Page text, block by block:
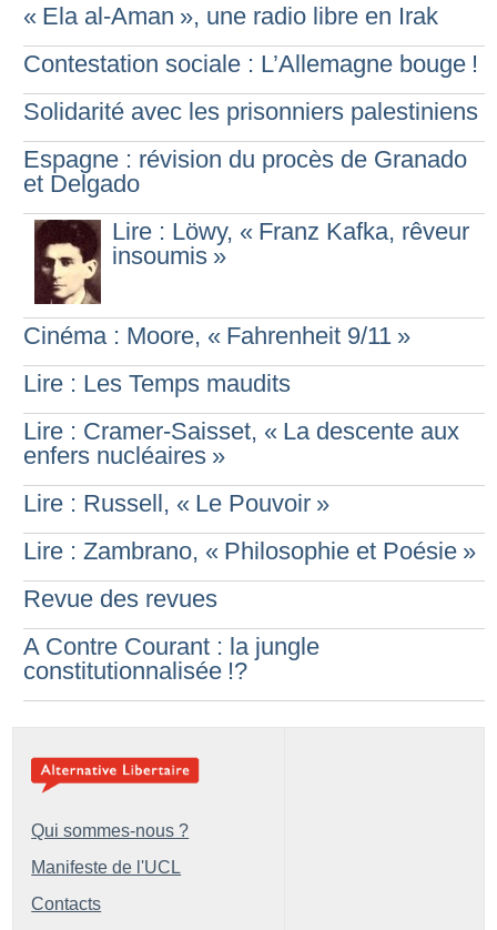
« Ela al-Aman », une radio libre en Irak
Contestation sociale : L’Allemagne bouge !
Solidarité avec les prisonniers palestiniens
Espagne : révision du procès de Granado
et Delgado
Lire : Löwy, « Franz Kafka, rêveur
insoumis »
Cinéma : Moore, « Fahrenheit 9/11 »
Lire : Les Temps maudits
Lire : Cramer-Saisset, « La descente aux
enfers nucléaires »
Lire : Russell, « Le Pouvoir »
Lire : Zambrano, « Philosophie et Poésie »
Revue des revues
A Contre Courant : la jungle
constitutionnalisée !?
Qui sommes-nous ?
Manifeste de l'UCL
Contacts